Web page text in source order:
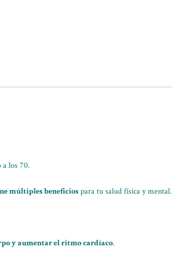
a los 70.
múltiples beneficiospara tu salud física y mental.
y aumentar el ritmo cardíaco.